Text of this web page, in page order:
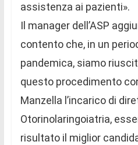
assistenza ai pazienti».
Il manager dell’ASP
contento che, in un
pandemica, siamo
questo procedimento
Manzella l’incarico di
Otorinolaringoiatria,
risultato il miglior